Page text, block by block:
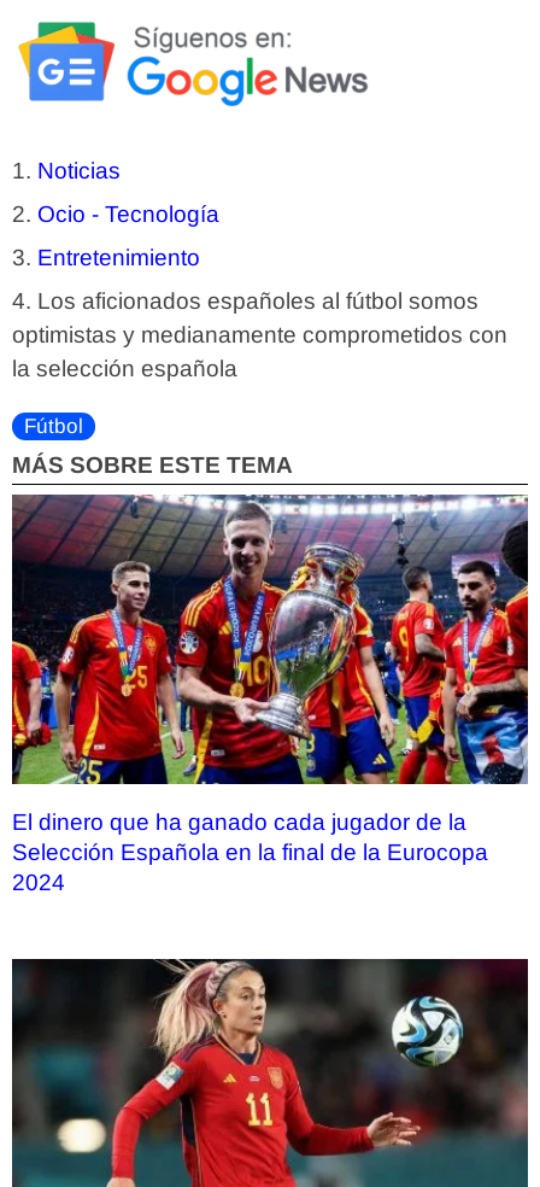
Noticias
Ocio - Tecnología
Entretenimiento
Los aficionados españoles al fútbol somos
optimistas y medianamente comprometidos con
la selección española
Fútbol
MÁS SOBRE ESTE TEMA
El dinero que ha ganado cada jugador de la
Selección Española en la final de la Eurocopa
2024